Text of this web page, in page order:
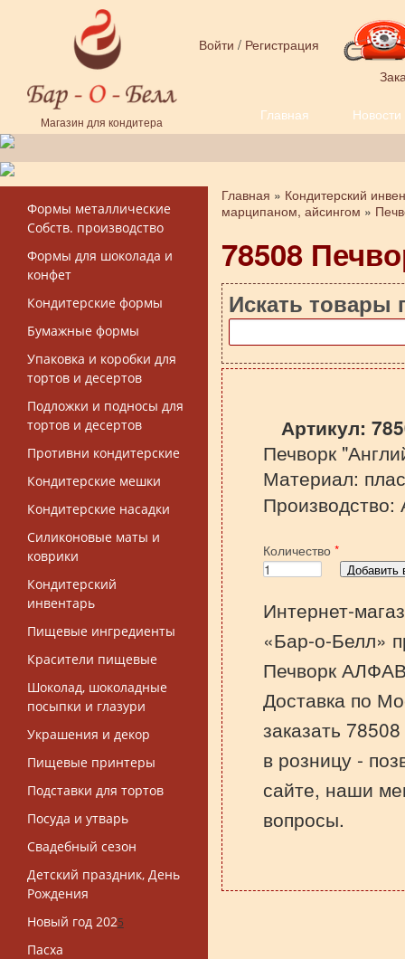
Перейти к основному содержанию
Магазин для кондитера
Войти / Регистрация
Главная Новости
Форма поиска
Формы металлические
Собств. производство
Формы для шоколада и
конфет
Кондитерские формы
Бумажные формы
Упаковка и коробки для
тортов и десертов
Подложки и подносы для
тортов и десертов
Противни кондитерские
Кондитерские мешки
Кондитерские насадки
Силиконовые маты и
коврики
Кондитерский
инвентарь
Пищевые ингредиенты
Красители пищевые
Шоколад, шоколадные
посыпки и глазури
Украшения и декор
Пищевые принтеры
Подставки для тортов
Посуда и утварь
Свадебный сезон
Детский праздник, День
Рождения
Новый год 2025
Пасха
Вы здесь
Главная » Кондитерский
марципаном, айсингом »
78508
Искать товары
Артикул:
Печворк
Материал:
Производство:
Количество *
Интернет-
«Бар-о-Белл»
Печворк
Доставка по
заказать
в розницу -
сайте, наши
вопросы.